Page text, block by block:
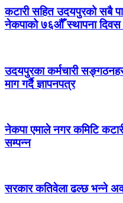
कटारी सहित उदयपुरको सबै
नेकपाको ७६औँ स्थापना दिवस
उदयपुरका कर्मचारी
माग गर्दै ज्ञापनपत्र
नेकपा एमाले नगर कमिटि
सम्पन्न
सरकार कतिवेला ढल्छ भन्ने